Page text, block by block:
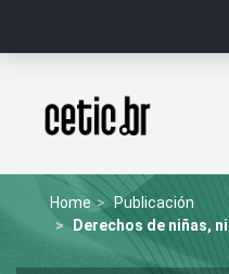
Página inicial
Home
Publicación
Derechos de niñas,